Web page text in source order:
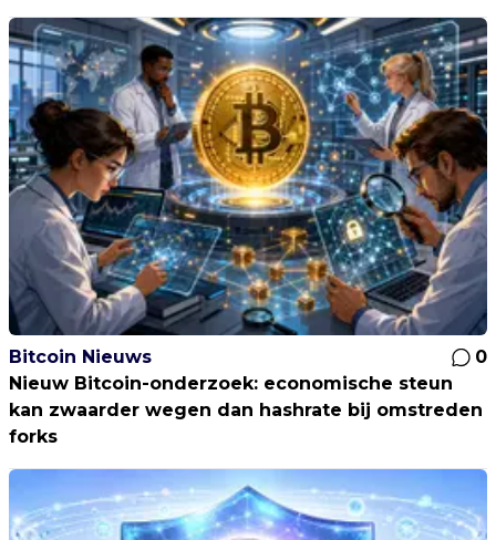
Bitcoin Nieuws
0
Nieuw Bitcoin-onderzoek: economische steun
kan zwaarder wegen dan hashrate bij omstreden
forks